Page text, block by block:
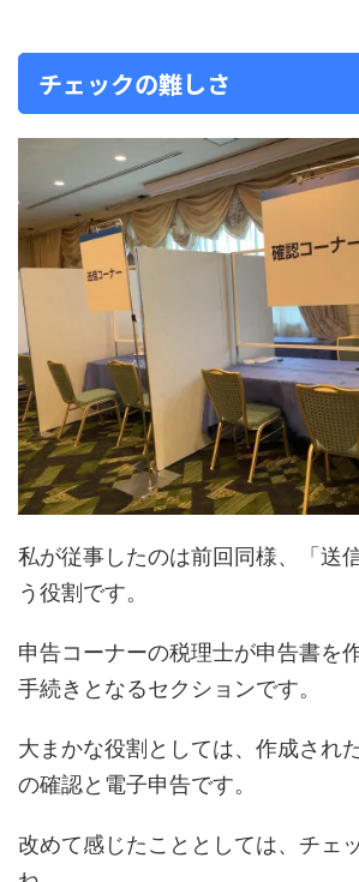
チェックの難しさ
私が従事したのは前回同様、「送
う役割です。
申告コーナーの税理士が申告書を
手続きとなるセクションです。
大まかな役割としては、作成され
の確認と電子申告です。
改めて感じたこととしては、チェ